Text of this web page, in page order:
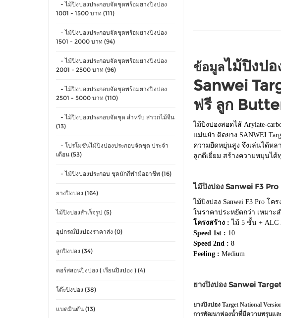
- ไม้ปิงปองประกอบจัดชุดพร้อมยางปิงปอง
1001 - 1500 บาท (111)
- ไม้ปิงปองประกอบจัดชุดพร้อมยางปิงปอง
1501 - 2000 บาท (94)
- ไม้ปิงปองประกอบจัดชุดพร้อมยางปิงปอง
2001 - 2500 บาท (96)
- ไม้ปิงปองประกอบจัดชุดพร้อมยางปิงปอง
2501 - 5000 บาท (110)
- ไม้ปิงปองประกอบจัดชุด สำหรับ สาวกไม้จีน
(13)
- โปรโมชั่นไม้ปิงปองประกอบจัดชุด ประจำ
เดือน (53)
- ไม้ปิงปองประกอบ ชุดนักกีฬามืออาชีพ (16)
ยางปิงปอง (164)
ไม้ปิงปองสำเร็จรูป (5)
อุปกรณ์ปิงปองราคาส่ง (0)
ลูกปิงปอง (34)
คอร์สสอนปิงปอง ( เรียนปิงปอง ) (4)
โต๊ะปิงปอง (38)
แบดมินตัน (13)
ข้อมูลไม้ปิงป
Sanwei
ฟรี ลูก
ไม้ปิงปองสอดไส้ Arylate-
แม่นยำ ติดยาง SANWEI
ความยืดหยุ่นสูง จึงเล่นได้หล
ลูกดีเยี่ยม สร้างความหมุนไ
ไม้ปิงปอง Sanwei F3 Pro
ไม้ปิงปอง Sanwei F3 Pro โ
ในราคาประหยัดกว่า เหมาะ
โครงสร้าง :ไม้ 5 ชั้น + ALC
Speed 1st : 10
Speed 2nd : 8
Feeling : Medium
ยางปิงปอง Sanwei
ยางปิงปอง Target National
การพัฒนาฟองน้ำที่มีความพรุนแล